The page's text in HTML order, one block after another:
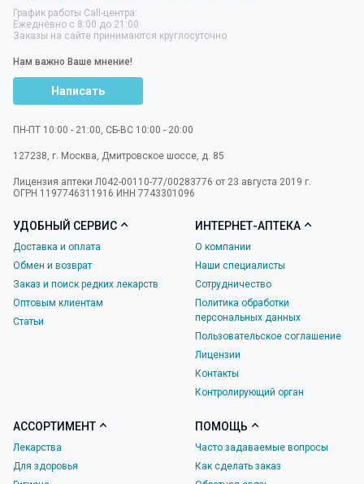
График работы Call-центра:
Ежедневно с 8:00 до 21:00
Заказы на сайте принимаются круглосуточно
Нам важно Ваше мнение!
Написать
ПН-ПТ 10:00 - 21:00, СБ-ВС 10:00 - 20:00
127238, г. Москва, Дмитровское шоссе, д. 85
Лицензия аптеки Л042-00110-77/00283776 от 23 августа 2019 г.
ОГРН 1197746311916 ИНН 7743301096
УДОБНЫЙ СЕРВИС
Доставка и оплата
Обмен и возврат
Заказ и поиск редких лекарств
Оптовым клиентам
Статьи
ИНТЕРНЕТ-АПТЕКА
О компании
Наши специалисты
Сотрудничество
Политика обработки
персональных данных
Пользовательское соглашение
Лицензии
Контакты
Контролирующий орган
АССОРТИМЕНТ
Лекарства
Для здоровья
ПОМОЩЬ
Часто задаваемые вопросы
Как сделать заказ